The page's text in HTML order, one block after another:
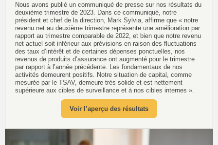
Nous avons publié un communiqué de presse sur nos résultats du
deuxième trimestre de 2023. Dans ce communiqué, notre
président et chef de la direction, Mark Sylvia, affirme que « notre
revenu net au deuxième trimestre représente une amélioration par
rapport au trimestre comparable de 2022, et bien que notre revenu
net actuel soit inférieur aux prévisions en raison des fluctuations
des taux d’intérêt et de certaines dépenses ponctuelles, nos
revenus de produits d’assurance ont augmenté pour le trimestre
par rapport à l’année précédente. Les fondamentaux de nos
activités demeurent positifs. Notre situation de capital, comme
mesurée par le TSAV, demeure très solide et est nettement
supérieure aux cibles de surveillance et à nos cibles internes ».
Voir l’aperçu des résultats